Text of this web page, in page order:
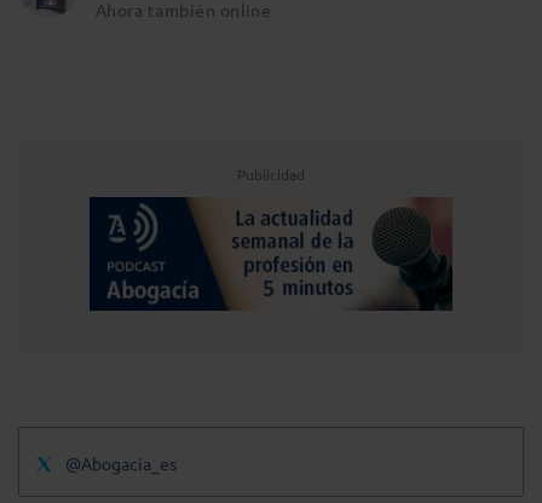
Ahora también online
Publicidad
@Abogacia_es